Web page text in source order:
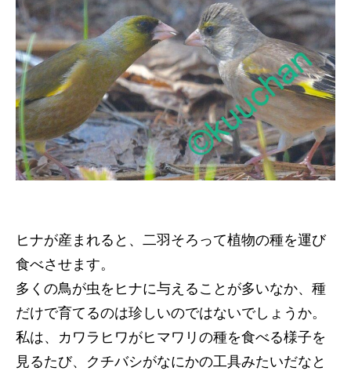
ヒナが産まれると、二羽そろって植物の種を運び
食べさせます。
多くの鳥が虫をヒナに与えることが多いなか、種
だけで育てるのは珍しいのではないでしょうか。
私は、カワラヒワがヒマワリの種を食べる様子を
見るたび、クチバシがなにかの工具みたいだなと